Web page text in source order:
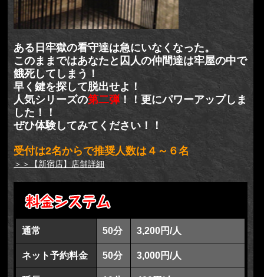
ある日牢獄の看守達は急にいなくなった。
このままではあなたと囚人の仲間達は牢屋の中で
餓死してしまう！
早く鍵を探して脱出せよ！
人気シリーズの第二弾！！更にパワーアップしま
した！！
ぜひ体験してみてください！！
受付は2名からで推奨人数は４～６名
＞＞【新宿店】店舗詳細
通常 50分 3,200円/人
ネット予約料金 50分 3,000円/人